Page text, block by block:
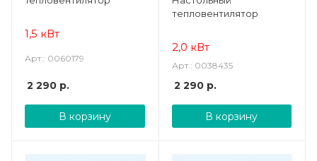
1,5 кВт
Арт.: 0060179
2 290 р.
В корзину
тепловентилятор
2,0 кВт
Арт.: 0038435
2 290р.
В корзину